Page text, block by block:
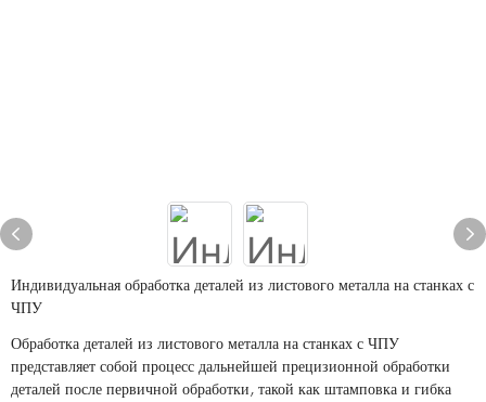
Индивидуальная обработка деталей из листового металла на станках с
ЧПУ
Обработка деталей из листового металла на станках с ЧПУ
представляет собой процесс дальнейшей прецизионной обработки
деталей после первичной обработки, такой как штамповка и гибка